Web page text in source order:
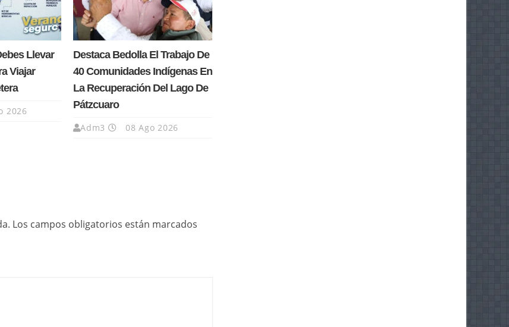
Llevar
Viajar
2026
Destaca Bedolla El Trabajo De
40 Comunidades Indígenas En
La Recuperación Del Lago De
Pátzcuaro
Adm3 08 Ago 2026
Los campos obligatorios están marcados